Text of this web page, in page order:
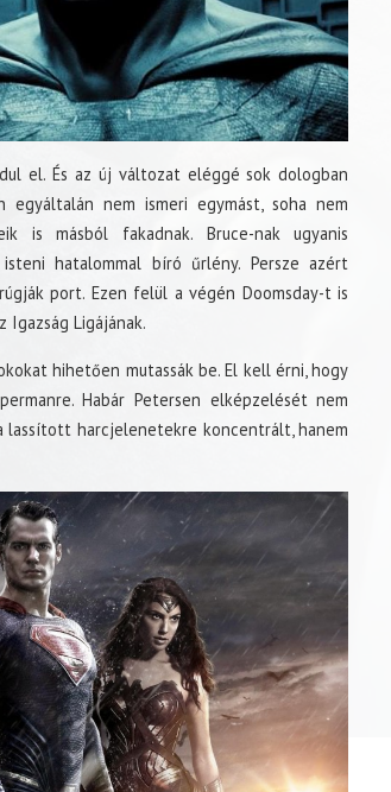
el. És az új változat eléggé sok dologban
nem ismeri egymást, soha nem
is másból fakadnak. Bruce-nak ugyanis
hatalommal bíró űrlény. Persze azért
port. Ezen felül a végén Doomsday-t is
Igazság Ligájának.
hihetően mutassák be. El kell érni, hogy
Habár Petersen elképzelését nem
lassított harcjelenetekre koncentrált, hanem